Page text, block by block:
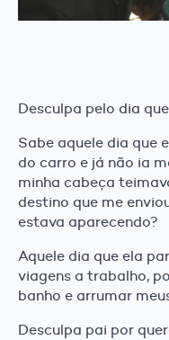
Desculpa pelo dia
Sabe aquele dia que
do carro e já não ia
minha cabeça
destino que me
estava aparecendo?
Aquele dia que ela
viagens a trabalho,
banho e arrumar
Desculpa pai por